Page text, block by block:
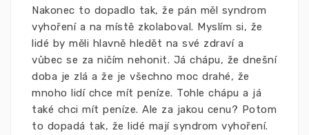
Nakonec to dopadlo tak, že pán měl syndrom
vyhoření a na místě zkolaboval. Myslím si, že
lidé by měli hlavně hledět na své zdraví a
vůbec se za ničím nehonit. Já chápu, že dnešní
doba je zlá a že je všechno moc drahé, že
mnoho lidí chce mít peníze. Tohle chápu a já
také chci mít peníze. Ale za jakou cenu? Potom
to dopadá tak, že lidé mají syndrom vyhoření.